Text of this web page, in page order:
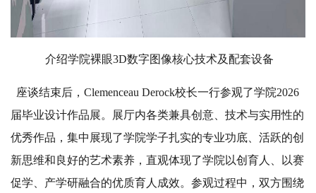
介绍学院裸眼3D数字图像核心技术及配套设备
座谈结束后，Clemenceau Derock校长一行参观了学院2026
届毕业设计作品展。展厅内各类兼具创意、技术与实用性的
优秀作品，集中展现了学院学子扎实的专业功底、活跃的创
新思维和良好的艺术素养，直观体现了学院以创育人、以赛
促学、产学研融合的优质育人成效。参观过程中，双方围绕